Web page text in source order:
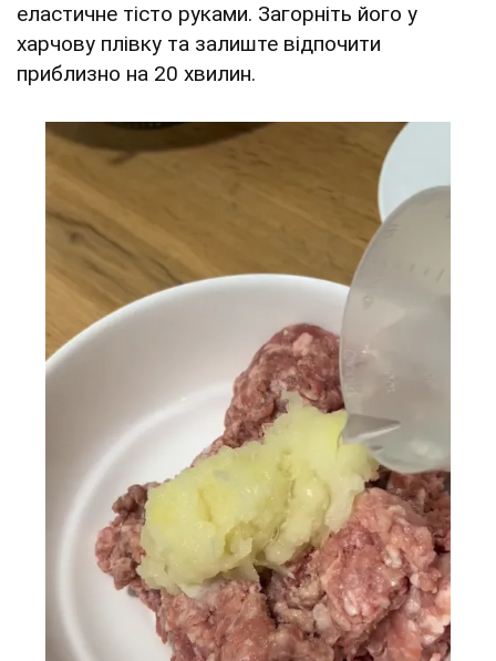
еластичне тісто руками. Загорніть його у
харчову плівку та залиште відпочити
приблизно на 20 хвилин.